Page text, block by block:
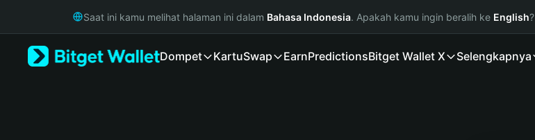
Русский
Saat ini kamu melihat halaman ini dalam Bahasa Indonesia. Apakah kamu ingin beralih ke English?
Dompet KartuSwap EarnPredictionsBitget Wallet X Selengkapnya